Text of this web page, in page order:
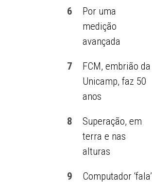
6
Por uma
medição
avançada
7
FCM, embrião da
Unicamp, faz 50
anos
8
Superação, em
terra e nas
alturas
9
Computador ‘fala’